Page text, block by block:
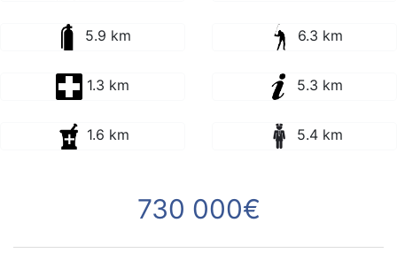
5.9 km 6.3 km
1.3 km 5.3 km
1.6 km 5.4 km
730 000€